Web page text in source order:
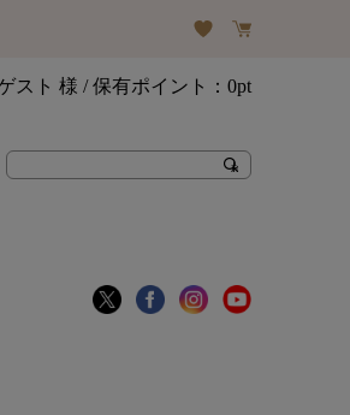
スト 様 / 保有ポイント： 0pt